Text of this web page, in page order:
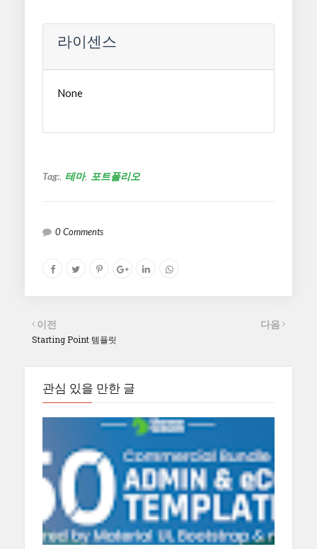
라이센스
None
Tag: 테마 포트폴리오
0 Comments
다음
이전
Starting Point 템플릿
관심 있을 만한 글